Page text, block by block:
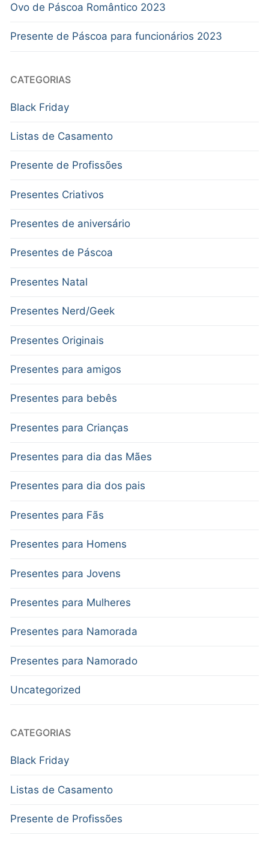
Ovo de Páscoa Romântico 2023
Presente de Páscoa para funcionários 2023
CATEGORIAS
Black Friday
Listas de Casamento
Presente de Profissões
Presentes Criativos
Presentes de aniversário
Presentes de Páscoa
Presentes Natal
Presentes Nerd/Geek
Presentes Originais
Presentes para amigos
Presentes para bebês
Presentes para Crianças
Presentes para dia das Mães
Presentes para dia dos pais
Presentes para Fãs
Presentes para Homens
Presentes para Jovens
Presentes para Mulheres
Presentes para Namorada
Presentes para Namorado
Uncategorized
CATEGORIAS
Black Friday
Listas de Casamento
Presente de Profissões